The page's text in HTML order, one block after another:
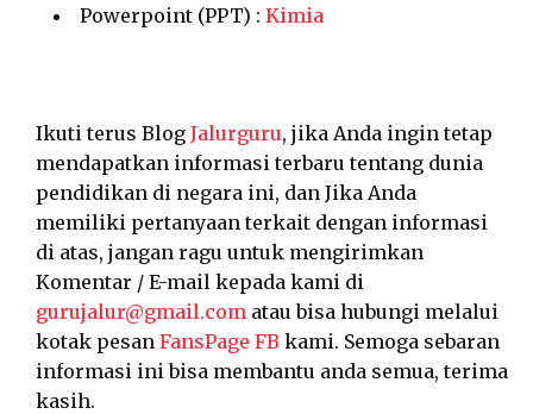
Powerpoint (PPT) : Kimia
Ikuti terus Blog Jalurguru, jika Anda ingin tetap
mendapatkan informasi terbaru tentang dunia
pendidikan di negara ini, dan Jika Anda
memiliki pertanyaan terkait dengan informasi
di atas, jangan ragu untuk mengirimkan
Komentar / E-mail kepada kami di
gurujalur@gmail.com atau bisa hubungi melalui
kotak pesan FansPage FB kami. Semoga sebaran
informasi ini bisa membantu anda semua, terima
kasih.